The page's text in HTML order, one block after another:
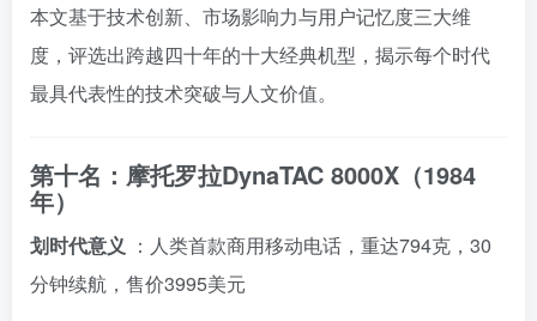
本文基于技术创新、市场影响力与用户记忆度三大维
度，评选出跨越四十年的十大经典机型，揭示每个时代
最具代表性的技术突破与人文价值。
第十名：摩托罗拉DynaTAC 8000X（1984
年）
划时代意义 ：人类首款商用移动电话，重达794克，30
分钟续航，售价3995美元